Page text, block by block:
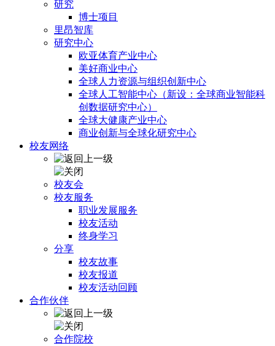
研究
博士项目
里昂智库
研究中心
欧亚体育产业中心
美好商业中心
全球人力资源与组织创新中心
全球人工智能中心（新设：全球商业智能科
创数据研究中心）
全球大健康产业中心
商业创新与全球化研究中心
校友网络
校友会
校友服务
职业发展服务
校友活动
终身学习
分享
校友故事
校友报道
校友活动回顾
合作伙伴
合作院校